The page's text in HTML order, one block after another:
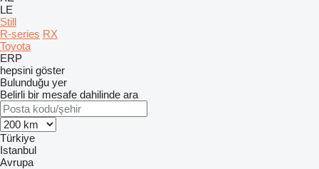
LE
Still
R-series RX
Toyota
ERP
hepsini göster
Bulunduğu yer
Belirli bir mesafe dahilinde ara
Türkiye
Istanbul
Avrupa